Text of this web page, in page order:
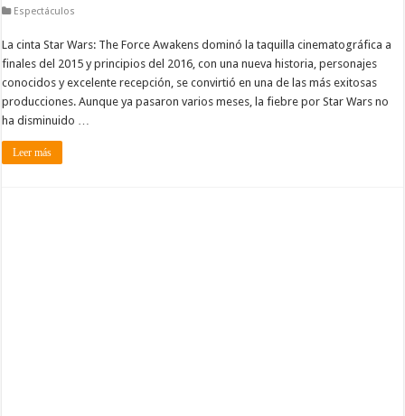
Espectáculos
La cinta Star Wars: The Force Awakens dominó la taquilla cinematográfica a
finales del 2015 y principios del 2016, con una nueva historia, personajes
conocidos y excelente recepción, se convirtió en una de las más exitosas
producciones. Aunque ya pasaron varios meses, la fiebre por Star Wars no
ha disminuido …
Leer más